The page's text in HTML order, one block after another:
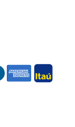
american itau